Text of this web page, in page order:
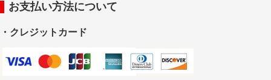
お支払い方法について
・クレジットカード